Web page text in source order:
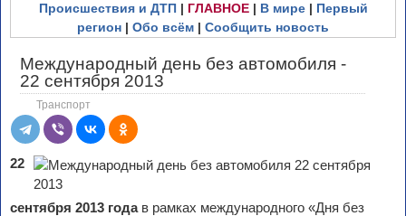
Происшествия и ДТП| ГЛАВНОЕ| В мире| Первый
регион | Обо всём | Сообщить новость
Международный день без автомобиля -
22 сентября 2013
Транспорт
22
сентября 2013 годав рамках международного «Дня без